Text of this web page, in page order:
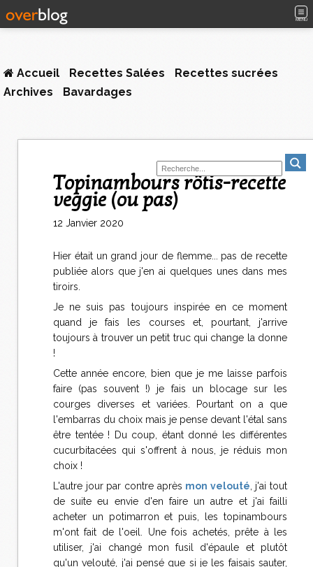
MENU
Accueil Recettes Salées
Recettes sucrées
Archives
Bavardages
Topinambours rôtis-recette
veggie (ou pas)
12 Janvier 2020
Hier était un grand jour de flemme... pas de recette
publiée alors que j'en ai quelques unes dans mes
tiroirs.
Je ne suis pas toujours inspirée en ce moment
quand je fais les courses et, pourtant, j'arrive
toujours à trouver un petit truc qui change la donne
!
Cette année encore, bien que je me laisse parfois
faire (pas souvent !) je fais un blocage sur les
courges diverses et variées. Pourtant on a que
l'embarras du choix mais je pense devant l'étal sans
être tentée ! Du coup, étant donné les différentes
cucurbitacées qui s'offrent à nous, je réduis mon
choix !
L'autre jour par contre après mon velouté , j'ai tout
de suite eu envie d'en faire un autre et j'ai failli
acheter un potimarron et puis, les topinambours
m'ont fait de l'oeil. Une fois achetés, prête à les
utiliser, j'ai changé mon fusil d'épaule et plutôt
qu'un velouté, j'ai pensé que si je les faisais sauter,